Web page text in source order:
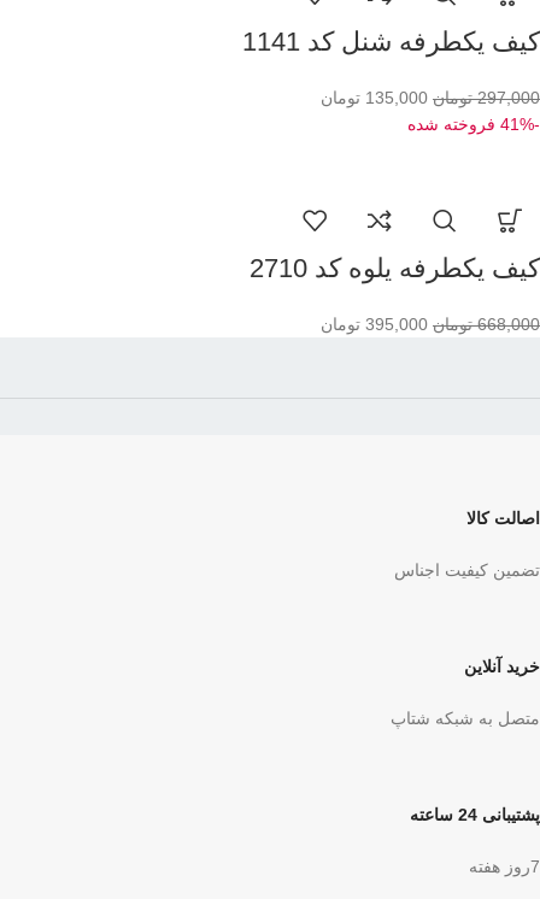
کیف یکطرفه شنل کد 1141
297,000 تومان 135,000 تومان
-41% فروخته شده
کیف یکطرفه یلوه کد 2710
668,000 تومان 395,000 تومان
اصالت کالا
تضمین کیفیت اجناس
خرید آنلاین
متصل به شبکه شتاپ
پشتیبانی 24 ساعته
7روز هفته